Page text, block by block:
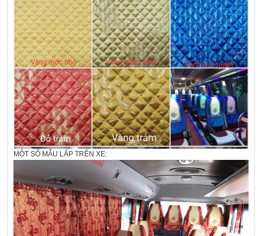
MỘT SỐ MẪU LẮP TRÊN XE: